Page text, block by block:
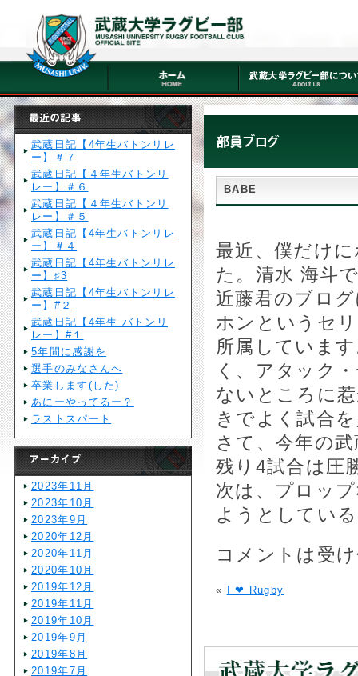
BABE
最近、僕だけ
た。清水 海斗
近藤君のブロ
ホンというセ
所属していま
く、アタック
ないところに
きでよく試合
さて、今年の
残り4試合は圧
次は、プロッ
ようとしてい
コメントは受
« I ❤︎ Rugby
武蔵日記【4年生バトンリレ
ー】＃７
武蔵日記【４年生バトンリ
レー】＃６
武蔵日記【４年生バトンリ
レー】＃５
武蔵日記【4年生バトンリレ
ー】＃４
武蔵日記【4年生バトンリレ
ー】♯3
武蔵日記【4年生バトンリレ
ー】#２
武蔵日記【4年生 バトンリ
レー】#１
5年間に感謝を
選手のみなさんへ
卒業します(した)
あにーやってるー？
ラストスパート
2023年11月
2023年10月
2023年9月
2020年12月
2020年11月
2020年10月
2019年12月
2019年11月
2019年10月
2019年9月
2019年8月
2019年7月